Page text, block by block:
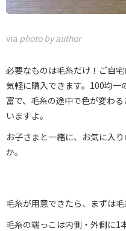
via photo by author
必要なものは毛糸だけ！ご自
気軽に購入できます。100均一
富で、毛糸の途中で色が変わ
いますよ。
お子さまと一緒に、お気に入
か。
毛糸が用意できたら、まずは
毛糸の端っこは内側・外側に1